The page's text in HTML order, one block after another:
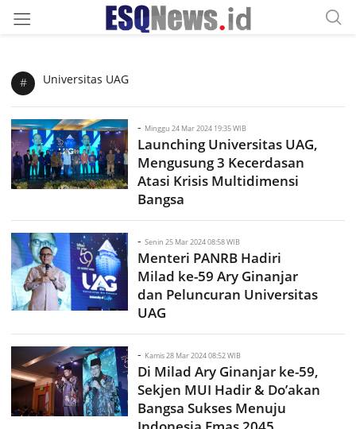
# Universitas UAG
- Minggu 24 Mar 2024 19:35 WIB
Launching Universitas UAG,
Mengusung 3 Kecerdasan
Atasi Krisis Multidimensi
Bangsa
- Senin 25 Mar 2024 08:58 WIB
Menteri PANRB Hadiri
Milad ke-59 Ary Ginanjar
dan Peluncuran Universitas
UAG
- Kamis 28 Mar 2024 08:52 WIB
Di Milad Ary Ginanjar ke-59,
Sekjen MUI Hadir & Do’akan
Bangsa Sukses Menuju